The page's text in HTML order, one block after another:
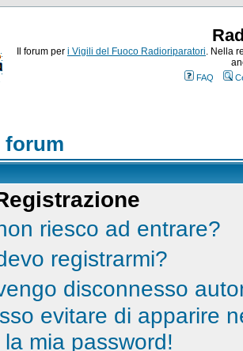
Il forum per i Vigili del Fuoco Radioriparatori. Nella
FAQ
forum
riesco ad entrare?
registrarmi?
disconnesso
evitare di apparire
mia password!